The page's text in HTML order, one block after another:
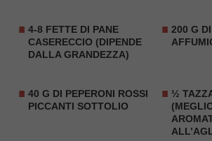
4-8 FETTE DI PANE
CASERECCIO (DIPENDE
DALLA GRANDEZZA)
200 G
40 G DI PEPERONI ROSSI
PICCANTI SOTTOLIO
½